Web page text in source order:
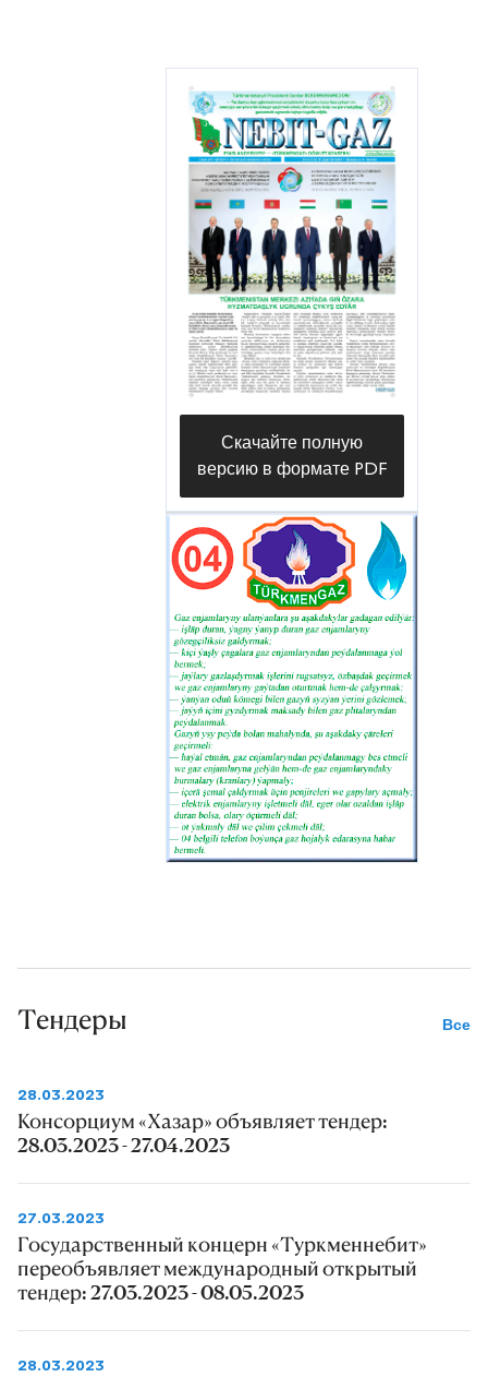
Скачайте полную
версию в формате PDF
Тендеры Все
28.03.2023
Консорциум «Хазар» объявляет тендер:
28.03.2023 - 27.04.2023
27.03.2023
Государственный концерн «Туркменнебит»
переобъявляет международный открытый
тендер: 27.03.2023 - 08.05.2023
28.03.2023